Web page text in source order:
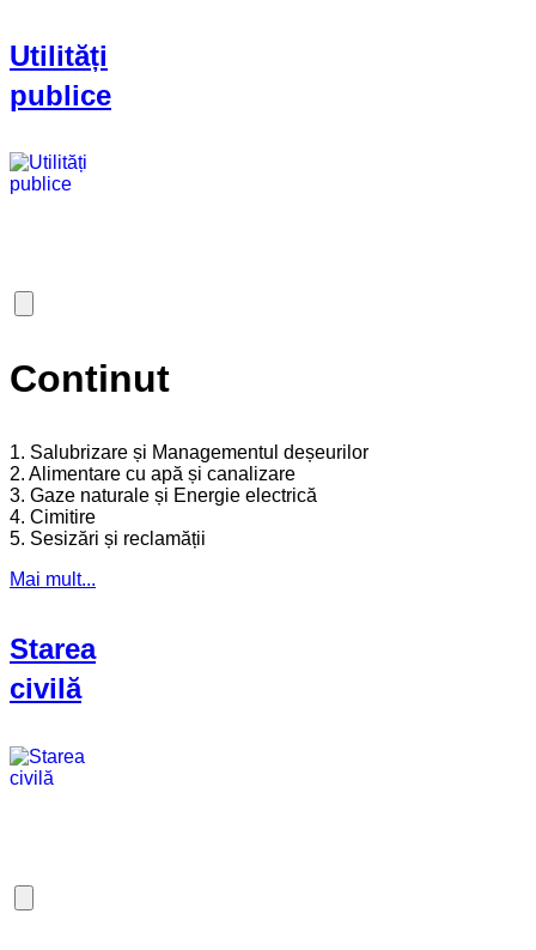
Utilități
publice
Continut
1. Salubrizare și Managementul deșeurilor
2. Alimentare cu apă și canalizare
3. Gaze naturale și Energie electrică
4. Cimitire
5. Sesizări și reclamății
Mai mult...
Starea
civilă